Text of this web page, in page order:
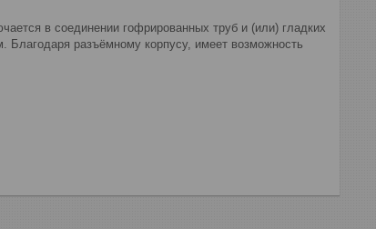
в соединении гофрированных труб и (или) гладких
Благодаря разъёмному корпусу, имеет возможность